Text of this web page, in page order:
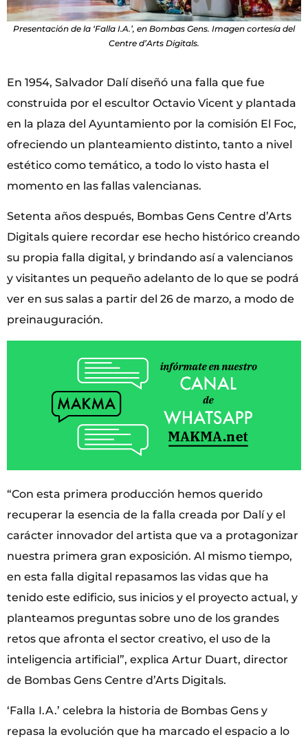
Presentación de la ‘Falla I.A.’, en Bombas Gens. Imagen cortesía del
Centre d’Arts Digitals.
En 1954, Salvador Dalí diseñó una falla que fue
construida por el escultor Octavio Vicent y plantada
en la plaza del Ayuntamiento por la comisión El Foc,
ofreciendo un planteamiento distinto, tanto a nivel
estético como temático, a todo lo visto hasta el
momento en las fallas valencianas.
Setenta años después, Bombas Gens Centre d’Arts
Digitals quiere recordar ese hecho histórico creando
su propia falla digital, y brindando así a valencianos
y visitantes un pequeño adelanto de lo que se podrá
ver en sus salas a partir del 26 de marzo, a modo de
preinauguración.
“Con esta primera producción hemos querido
recuperar la esencia de la falla creada por Dalí y el
carácter innovador del artista que va a protagonizar
nuestra primera gran exposición. Al mismo tiempo,
en esta falla digital repasamos las vidas que ha
tenido este edificio, sus inicios y el proyecto actual, y
planteamos preguntas sobre uno de los grandes
retos que afronta el sector creativo, el uso de la
inteligencia artificial”, explica Artur Duart, director
de Bombas Gens Centre d’Arts Digitals.
‘Falla I.A.’ celebra la historia de Bombas Gens y
repasa la evolución que ha marcado el espacio a lo